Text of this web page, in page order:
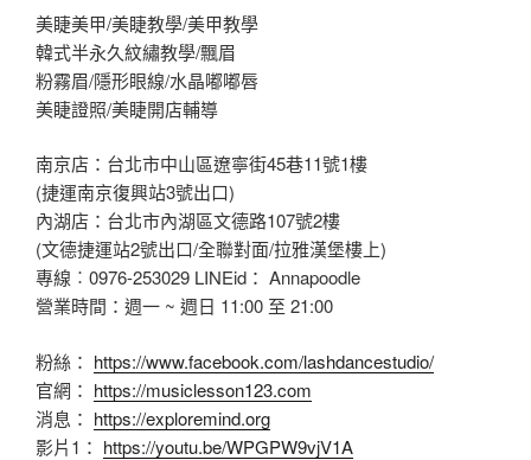
美睫美甲/美睫教學/美甲教學
韓式半永久紋繡教學/飄眉
粉霧眉/隱形眼線/水晶嘟嘟唇
美睫證照/美睫開店輔導
南京店：台北市中山區遼寧街45巷11號1樓
(捷運南京復興站3號出口)
內湖店：台北市內湖區文德路107號2樓
(文德捷運站2號出口/全聯對面/拉雅漢堡樓上)
專線︰0976-253029 LINEid： Annapoodle
營業時間：週一 ~ 週日 11:00 至 21:00
粉絲： https://www.facebook.com/lashdancestudio/
官網： https://musiclesson123.com
消息： https://exploremind.org
影片1： https://youtu.be/WPGPW9vjV1A